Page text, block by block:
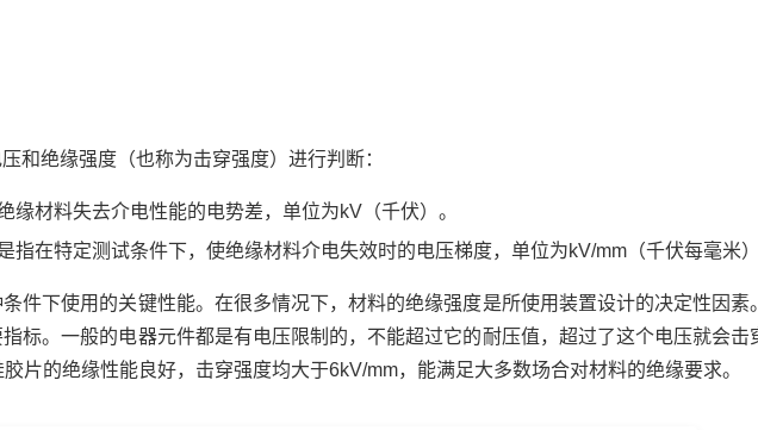
和绝缘强度（也称为击穿强度）进行判断：
缘材料失去介电性能的电势差，单位为kV（千伏）。
指在特定测试条件下，使绝缘材料介电失效时的电压梯度，单位为kV/mm（千伏每毫米）
件下使用的关键性能。在很多情况下，材料的绝缘强度是所使用装置设计的决定性因
标。一般的电器元件都是有电压限制的，不能超过它的耐压值，超过了这个电压就会
片的绝缘性能良好，击穿强度均大于6kV/mm，能满足大多数场合对材料的绝缘要求。